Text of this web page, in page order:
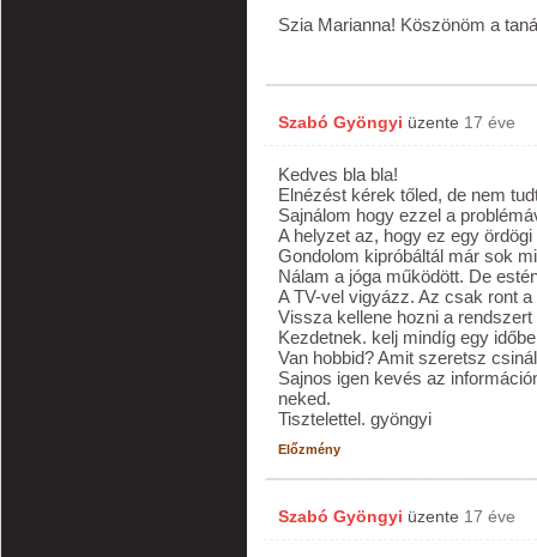
Szia Marianna! Köszönöm a
Szabó Gyöngyi üzente 17 éve
Kedves bla bla!
Elnézést kérek tőled, de nem
Sajnálom hogy ezzel a
A helyzet az, hogy ez egy
Gondolom kipróbáltál már sok
Nálam a jóga működött. De
A TV-vel vigyázz. Az csak ront a
Vissza kellene hozni a
Kezdetnek. kelj mindíg egy
Van hobbid? Amit szeretsz
Sajnos igen kevés az
neked.
Tisztelettel. gyöngyi
Előzmény
Szabó Gyöngyi üzente 17 éve